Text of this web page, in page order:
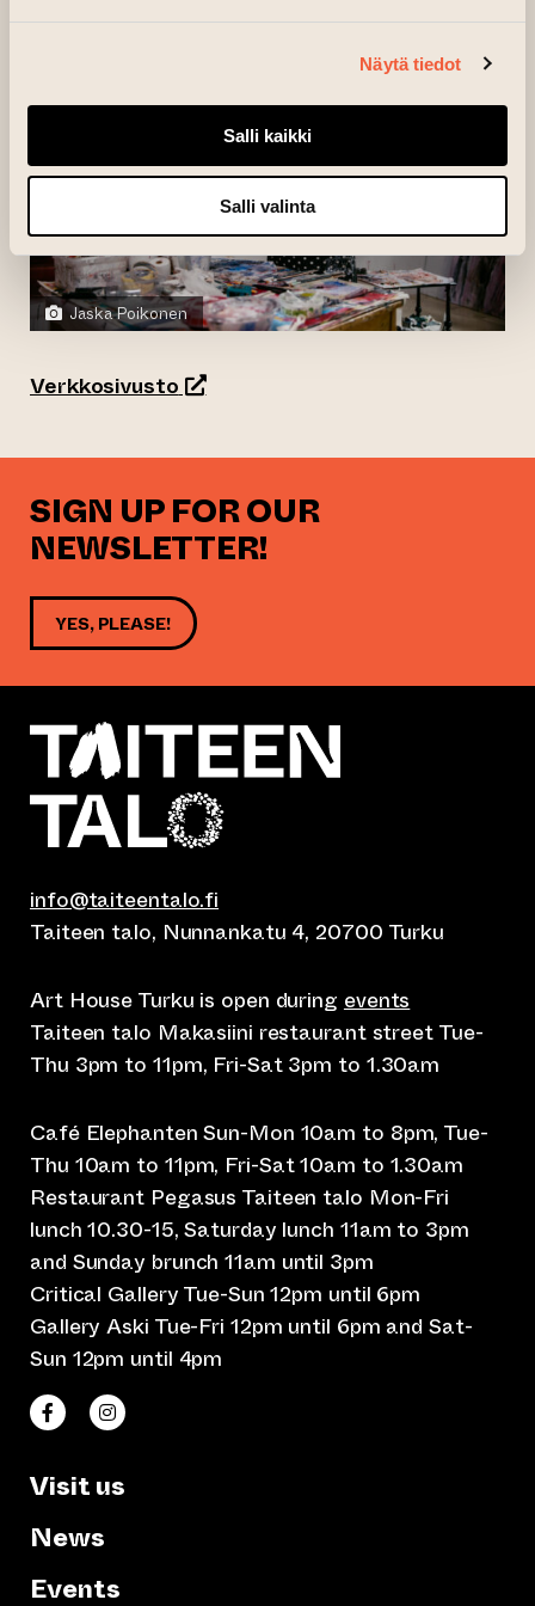
Näytä tiedot
Salli kaikki
Salli valinta
Jaska Poikonen
Verkkosivusto(opens an external website)
SIGN UP FOR OUR
NEWSLETTER!
YES, PLEASE!
info@taiteentalo.fi
Taiteen talo, Nunnankatu 4, 20700 Turku
Art House Turku is open during events
Taiteen talo Makasiini restaurant street Tue-
Thu 3pm to 11pm, Fri-Sat 3pm to 1.30am
Café Elephanten Sun-Mon 10am to 8pm, Tue-
Thu 10am to 11pm, Fri-Sat 10am to 1.30am
Restaurant Pegasus Taiteen talo Mon-Fri
lunch 10.30-15, Saturday lunch 11am to 3pm
and Sunday brunch 11am until 3pm
Critical Gallery Tue-Sun 12pm until 6pm
Gallery Aski Tue-Fri 12pm until 6pm and Sat-
Sun 12pm until 4pm
Taiteen talo Facebookissa
(opens an external website)
Taiteen talo Instagramissa
(opens an external website)
Visit us
News
Events